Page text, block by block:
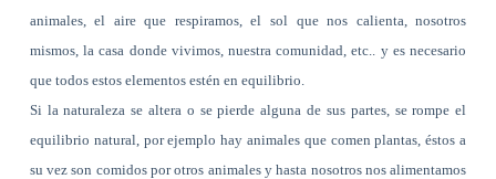
n
o
animales, el aire que respiramos, el sol que nos calienta, nosotros
mismos, la casa donde vivimos, nuestra comunidad, etc.. y es necesario
que todos estos elementos estén en equilibrio.
Si la naturaleza se altera o se pierde alguna de sus partes, se rompe el
equilibrio natural, por ejemplo hay animales que comen plantas, éstos a
su vez son comidos por otros animales y hasta nosotros nos alimentamos